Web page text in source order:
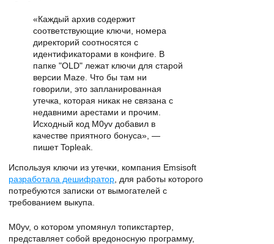
«Каждый архив содержит
соответствующие ключи, номера
директорий соотносятся с
идентификаторами в конфиге. В
папке "OLD" лежат ключи для старой
версии Maze. Что бы там ни
говорили, это запланированная
утечка, которая никак не связана с
недавними арестами и прочим.
Исходный код M0yv добавил в
качестве приятного бонуса», —
пишет Topleak.
Используя ключи из утечки, компания Emsisoft
разработала дешифратор , для работы которого
потребуются записки от вымогателей с
требованием выкупа.
M0yv, о котором упомянул топикстартер,
представляет собой вредоносную программу,